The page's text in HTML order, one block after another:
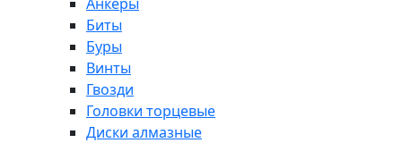
Биты
Буры
Винты
Гвозди
Головки торцевые
Диски алмазные